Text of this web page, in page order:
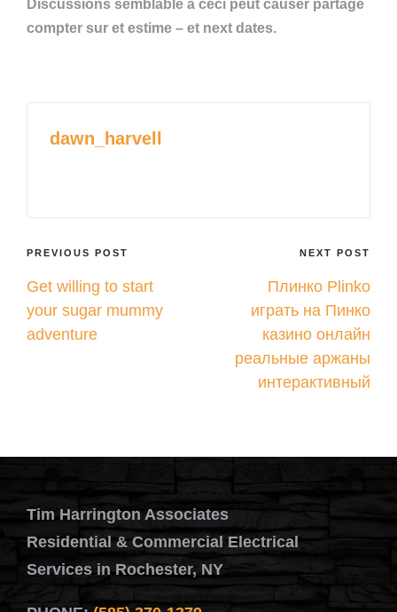
Discussions semblable à ceci peut causer partagé
compter sur et estime – et next dates.
dawn_harvell
Post
navigation
PREVIOUS POST
Get willing to start
your sugar mummy
adventure
NEXT POST
Плинко Plinko
играть на Пинко
казино онлайн
реальные аржаны
интерактивный
Tim Harrington Associates
Residential & Commercial Electrical
Services in Rochester, NY